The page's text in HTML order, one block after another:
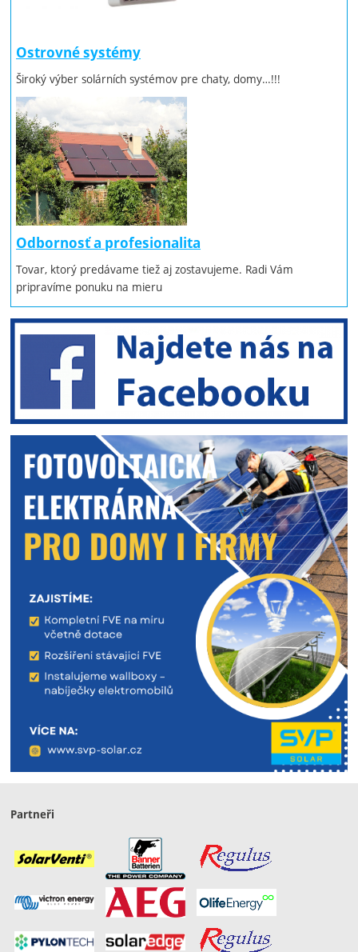
Ostrovné systémy
Široký výber solárních systémov pre chaty, domy…!!!
Odbornosť a profesionalita
Tovar, ktorý predávame tiež aj zostavujeme. Radi Vám
pripravíme ponuku na mieru
Partneři